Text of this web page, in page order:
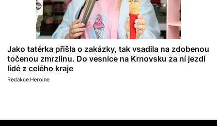
Jako tatérka přišla o zakázky, tak vsadila na zdobenou
točenou zmrzlinu. Do vesnice na Krnovsku za ní jezdí
lidé z celého kraje
Redakce Heroine